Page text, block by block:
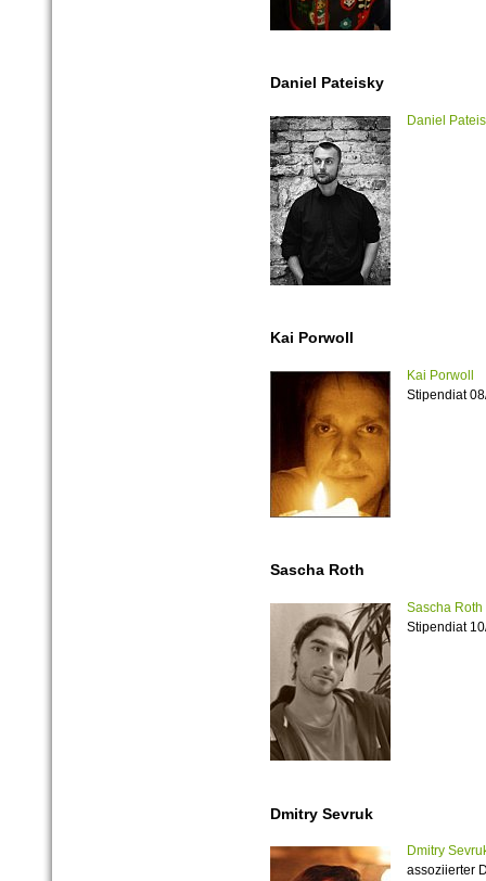
Daniel Pateisky
Daniel
Kai Porwoll
Kai Porwoll
Stipendiat
Sascha Roth
Sascha Roth
Stipendiat
Dmitry Sevruk
Dmitry
assoziierter